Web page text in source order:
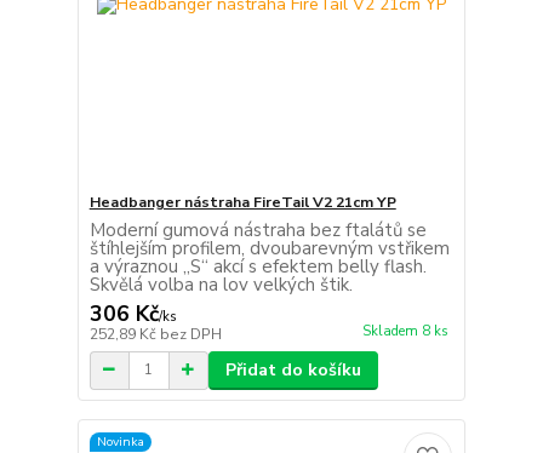
Headbanger nástraha FireTail V2 21cm YP
Moderní gumová nástraha bez ftalátů se
štíhlejším profilem, dvoubarevným vstřikem
a výraznou „S“ akcí s efektem belly flash.
Skvělá volba na lov velkých štik.
306 Kč/ks
252,89 Kč bez DPH Skladem 8 ks
Přidat do košíku
Novinka